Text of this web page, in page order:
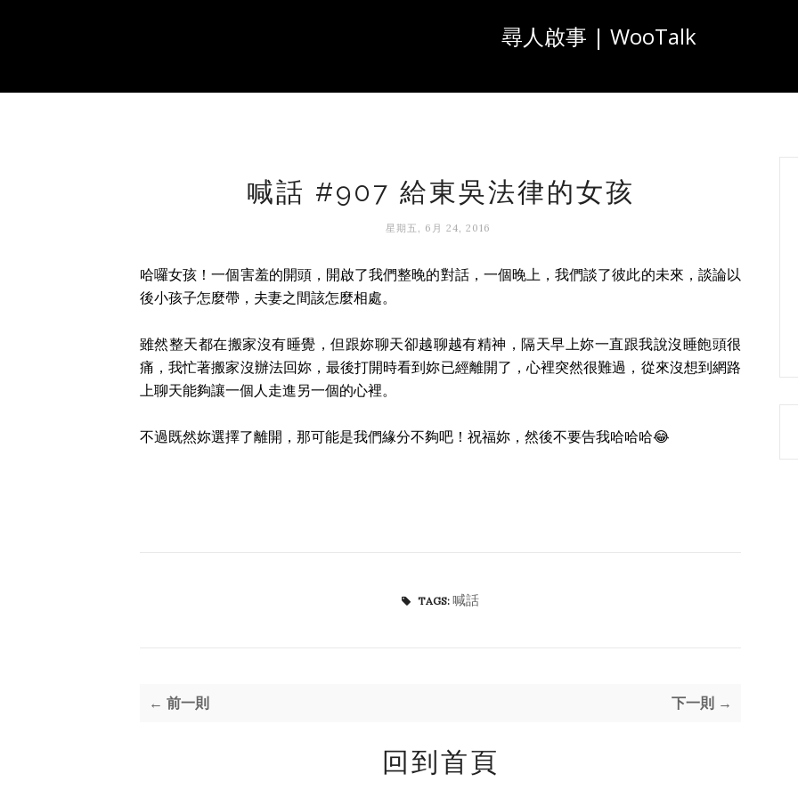
尋人啟事 | WooTalk
喊話 #907 給東吳法律的女孩
星期五, 6月 24, 2016
哈囉女孩！一個害羞的開頭，開啟了我們整晚的對話，一個晚上，我們談了彼此的未來，談論以
後小孩子怎麼帶，夫妻之間該怎麼相處。
雖然整天都在搬家沒有睡覺，但跟妳聊天卻越聊越有精神，隔天早上妳一直跟我說沒睡飽頭很
痛，我忙著搬家沒辦法回妳，最後打開時看到妳已經離開了，心裡突然很難過，從來沒想到網路
上聊天能夠讓一個人走進另一個的心裡。
不過既然妳選擇了離開，那可能是我們緣分不夠吧！祝福妳，然後不要告我哈哈哈😂
TAGS: 喊話
← 前一則 下一則 →
回到首頁